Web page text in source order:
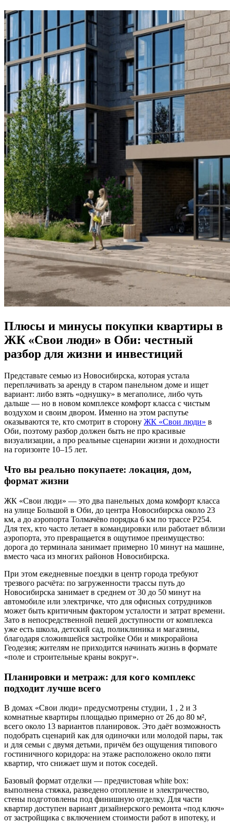
Плюсы и минусы покупки квартиры в
ЖК «Свои люди» в Оби: честный
разбор для жизни и инвестиций
Представьте семью из Новосибирска, которая устала
переплачивать за аренду в старом панельном доме и ищет
вариант: либо взять «однушку» в мегаполисе, либо чуть
дальше — но в новом комплексе комфорт класса с чистым
воздухом и своим двором. Именно на этом распутье
оказываются те, кто смотрит в сторону ЖК «Свои люди» в
Оби, поэтому разбор должен быть не про красивые
визуализации, а про реальные сценарии жизни и доходности
на горизонте 10–15 лет.
Что вы реально покупаете: локация, дом,
формат жизни
ЖК «Свои люди» — это два панельных дома комфорт класса
на улице Большой в Оби, до центра Новосибирска около 23
км, а до аэропорта Толмачёво порядка 6 км по трассе Р254.
Для тех, кто часто летает в командировки или работает вблизи
аэропорта, это превращается в ощутимое преимущество:
дорога до терминала занимает примерно 10 минут на машине,
вместо часа из многих районов Новосибирска.
При этом ежедневные поездки в центр города требуют
трезвого расчёта: по загруженности трассы путь до
Новосибирска занимает в среднем от 30 до 50 минут на
автомобиле или электричке, что для офисных сотрудников
может быть критичным фактором усталости и затрат времени.
Зато в непосредственной пешей доступности от комплекса
уже есть школа, детский сад, поликлиника и магазины,
благодаря сложившейся застройке Оби и микрорайона
Геодезия; жителям не приходится начинать жизнь в формате
«поле и строительные краны вокруг».
Планировки и метраж: для кого комплекс
подходит лучше всего
В домах «Свои люди» предусмотрены студии, 1 , 2 и 3
комнатные квартиры площадью примерно от 26 до 80 м²,
всего около 13 вариантов планировок. Это даёт возможность
подобрать сценарий как для одиночки или молодой пары, так
и для семьи с двумя детьми, причём без ощущения типового
гостиничного коридора: на этаже расположено около пяти
квартир, что снижает шум и поток соседей.
Базовый формат отделки — предчистовая white box:
выполнена стяжка, разведено отопление и электричество,
стены подготовлены под финишную отделку. Для части
квартир доступен вариант дизайнерского ремонта «под ключ»
от застройщика с включением стоимости работ в ипотеку, и